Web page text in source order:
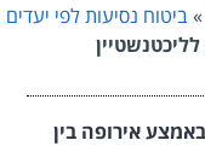
»ביטוח נסיעות לפי יעדים
אירופה בין